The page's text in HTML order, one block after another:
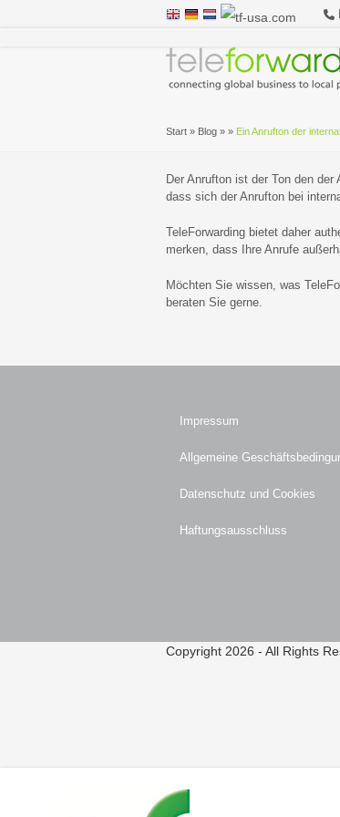
Start » Blog » » Ein Anrufton der
Der Anrufton ist der Ton den
dass sich der Anrufton bei
TeleForwarding bietet daher
merken, dass Ihre Anrufe
Möchten Sie wissen, was
beraten Sie gerne.
Impressum
Allgemeine
Datenschutz und Cookies
Haftungsausschluss
Copyright 2026 - All Rights